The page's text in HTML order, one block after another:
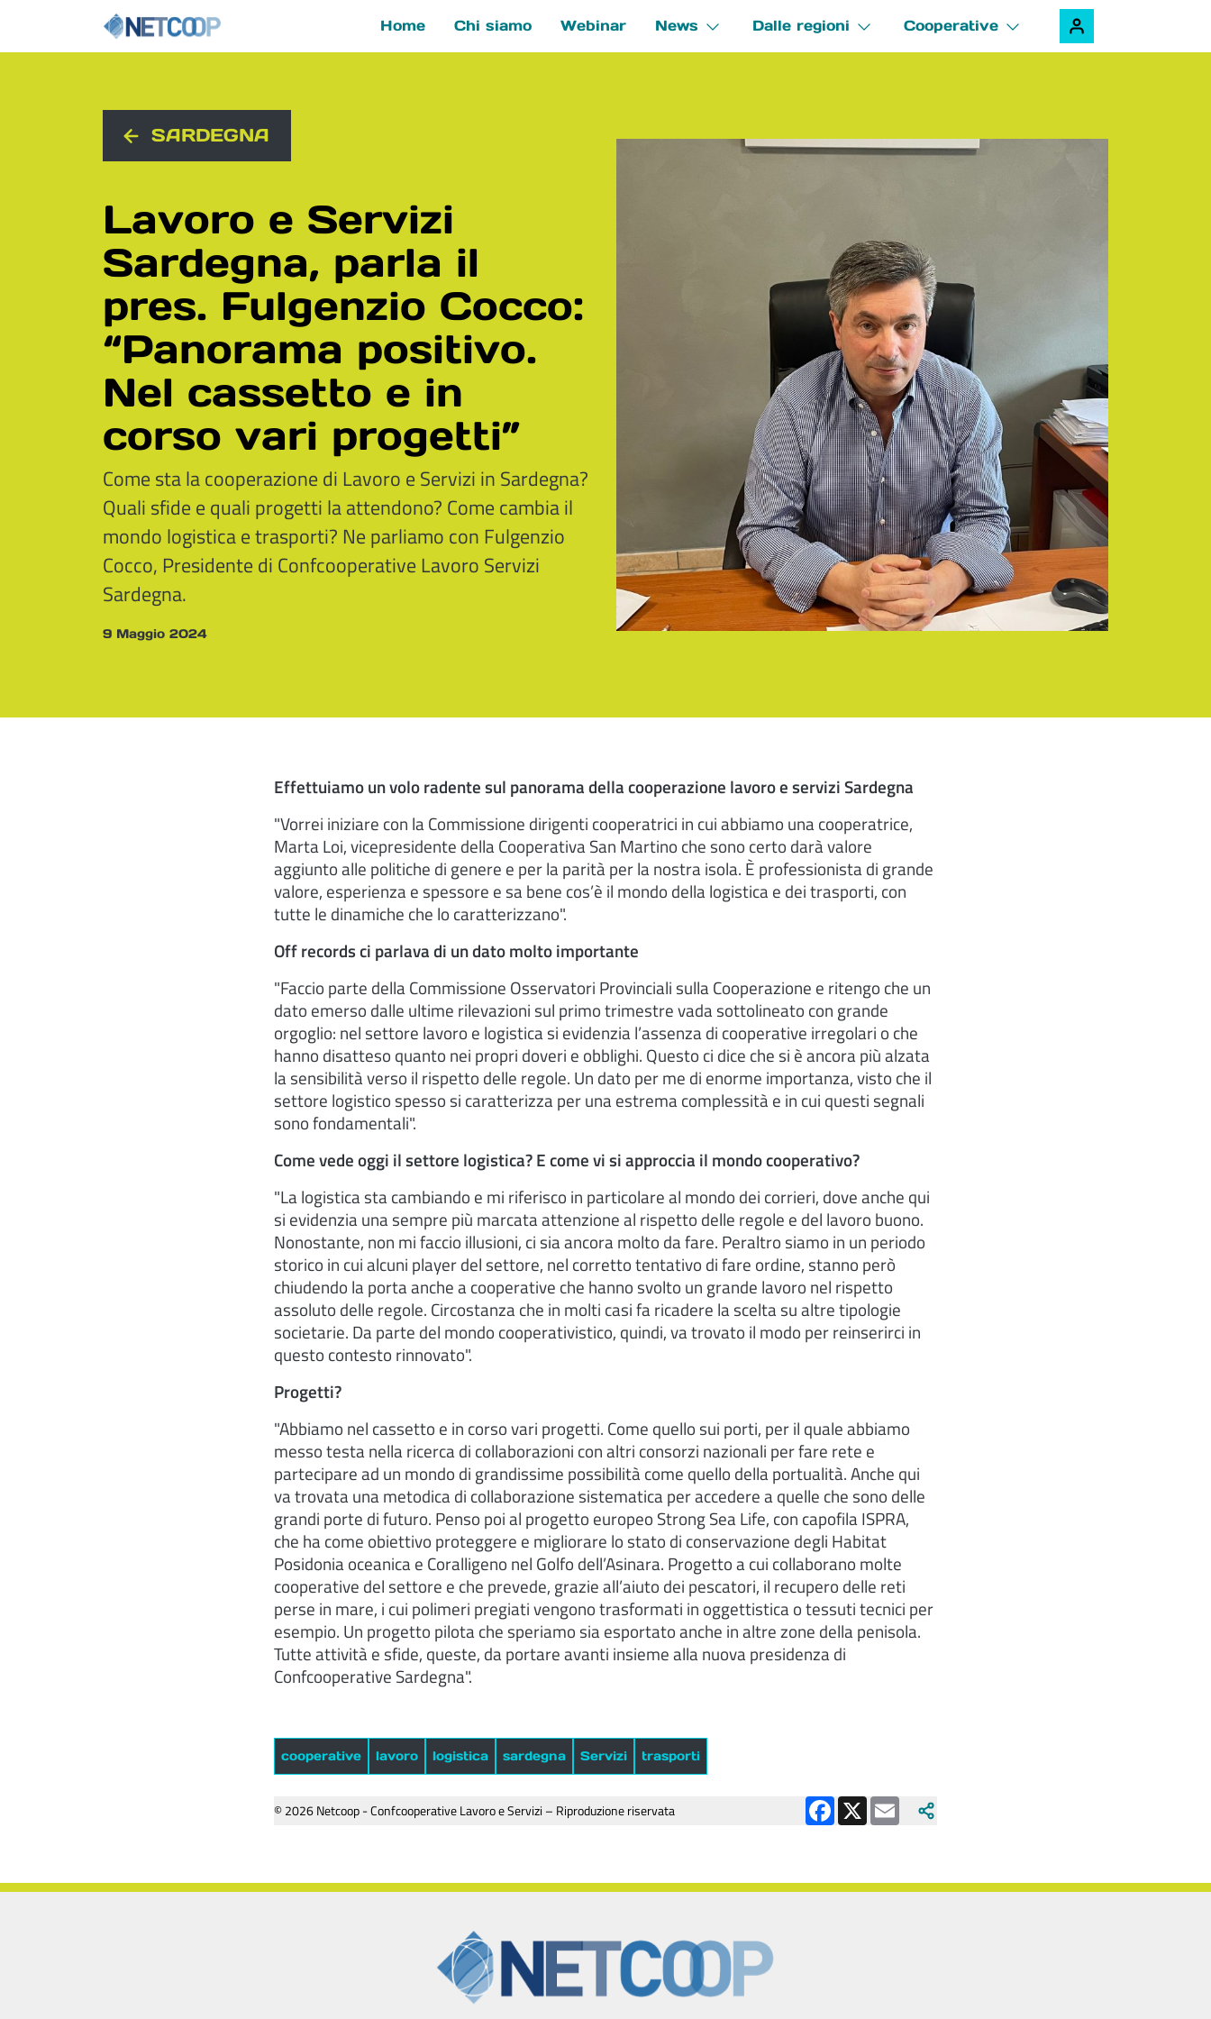
Navigazione principale
Home Chi siamo Webinar News Dalle regioni Cooperative
SARDEGNA
Lavoro e Servizi
Sardegna, parla il
pres. Fulgenzio Cocco:
“Panorama positivo.
Nel cassetto e in
corso vari progetti”
Come sta la cooperazione di Lavoro e Servizi in Sardegna?
Quali sfide e quali progetti la attendono? Come cambia il
mondo logistica e trasporti? Ne parliamo con Fulgenzio
Cocco, Presidente di Confcooperative Lavoro Servizi
Sardegna.
9 Maggio 2024
Effettuiamo un volo radente sul panorama della cooperazione lavoro e servizi Sardegna
"Vorrei iniziare con la Commissione dirigenti cooperatrici in cui abbiamo una cooperatrice,
Marta Loi, vicepresidente della Cooperativa San Martino che sono certo darà valore
aggiunto alle politiche di genere e per la parità per la nostra isola. È professionista di grande
valore, esperienza e spessore e sa bene cos’è il mondo della logistica e dei trasporti, con
tutte le dinamiche che lo caratterizzano".
Off records ci parlava di un dato molto importante
"Faccio parte della Commissione Osservatori Provinciali sulla Cooperazione e ritengo che un
dato emerso dalle ultime rilevazioni sul primo trimestre vada sottolineato con grande
orgoglio: nel settore lavoro e logistica si evidenzia l’assenza di cooperative irregolari o che
hanno disatteso quanto nei propri doveri e obblighi. Questo ci dice che si è ancora più alzata
la sensibilità verso il rispetto delle regole. Un dato per me di enorme importanza, visto che il
settore logistico spesso si caratterizza per una estrema complessità e in cui questi segnali
sono fondamentali".
Come vede oggi il settore logistica? E come vi si approccia il mondo cooperativo?
"La logistica sta cambiando e mi riferisco in particolare al mondo dei corrieri, dove anche qui
si evidenzia una sempre più marcata attenzione al rispetto delle regole e del lavoro buono.
Nonostante, non mi faccio illusioni, ci sia ancora molto da fare. Peraltro siamo in un periodo
storico in cui alcuni player del settore, nel corretto tentativo di fare ordine, stanno però
chiudendo la porta anche a cooperative che hanno svolto un grande lavoro nel rispetto
assoluto delle regole. Circostanza che in molti casi fa ricadere la scelta su altre tipologie
societarie. Da parte del mondo cooperativistico, quindi, va trovato il modo per reinserirci in
questo contesto rinnovato".
Progetti?
"Abbiamo nel cassetto e in corso vari progetti. Come quello sui porti, per il quale abbiamo
messo testa nella ricerca di collaborazioni con altri consorzi nazionali per fare rete e
partecipare ad un mondo di grandissime possibilità come quello della portualità. Anche qui
va trovata una metodica di collaborazione sistematica per accedere a quelle che sono delle
grandi porte di futuro. Penso poi al progetto europeo Strong Sea Life, con capofila ISPRA,
che ha come obiettivo proteggere e migliorare lo stato di conservazione degli Habitat
Posidonia oceanica e Coralligeno nel Golfo dell’Asinara. Progetto a cui collaborano molte
cooperative del settore e che prevede, grazie all’aiuto dei pescatori, il recupero delle reti
perse in mare, i cui polimeri pregiati vengono trasformati in oggettistica o tessuti tecnici per
esempio. Un progetto pilota che speriamo sia esportato anche in altre zone della penisola.
Tutte attività e sfide, queste, da portare avanti insieme alla nuova presidenza di
Confcooperative Sardegna".
cooperative lavoro logistica sardegna Servizi trasporti
© 2026 Netcoop - Confcooperative Lavoro e Servizi – Riproduzione riservata Facebook
X Email